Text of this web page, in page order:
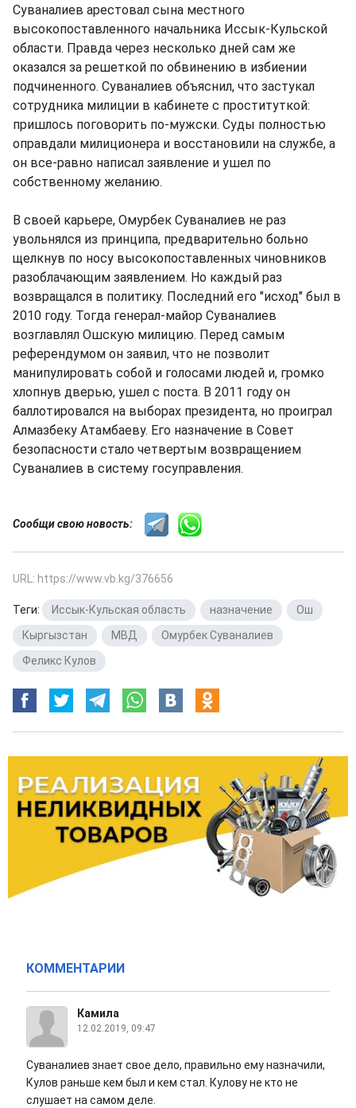
Суваналиев арестовал сына местного
высокопоставленного начальника Иссык-Кульской
области. Правда через несколько дней сам же
оказался за решеткой по обвинению в избиении
подчиненного. Суваналиев объяснил, что застукал
сотрудника милиции в кабинете с проституткой:
пришлось поговорить по-мужски. Суды полностью
оправдали милиционера и восстановили на службе, а
он все-равно написал заявление и ушел по
собственному желанию.
В своей карьере, Омурбек Суваналиев не раз
увольнялся из принципа, предварительно больно
щелкнув по носу высокопоставленных чиновников
разоблачающим заявлением. Но каждый раз
возвращался в политику. Последний его "исход" был в
2010 году. Тогда генерал-майор Суваналиев
возглавлял Ошскую милицию. Перед самым
референдумом он заявил, что не позволит
манипулировать собой и голосами людей и, громко
хлопнув дверью, ушел с поста. В 2011 году он
баллотировался на выборах президента, но проиграл
Алмазбеку Атамбаеву. Его назначение в Совет
безопасности стало четвертым возвращением
Суваналиев в систему госуправления.
Сообщи свою новость:
URL: https://www.vb.kg/376656
Теги: Иссык-Кульская область назначение Ош
Кыргызстан
МВД Омурбек Суваналиев
Феликс Кулов
КОММЕНТАРИИ
Камила
12.02.2019, 09:47
Суваналиев знает свое дело, правильно ему назначили,
Кулов раньше кем был и кем стал. Кулову не кто не
слушает на самом деле.